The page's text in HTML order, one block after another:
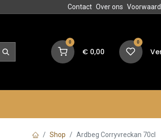
Contact Over ons
0
€ 0,00
0
Shop Ardbeg Corryvreckan 70cl